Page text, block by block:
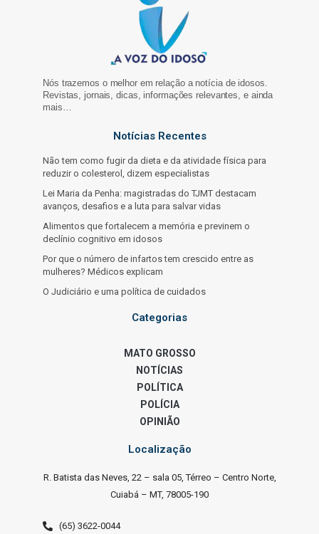
Nós trazemos o melhor em relação a notícia de idosos.
Revistas, jornais, dicas, informações relevantes, e ainda
mais…
Notícias Recentes
Não tem como fugir da dieta e da atividade física para
reduzir o colesterol, dizem especialistas
Lei Maria da Penha: magistradas do TJMT destacam
avanços, desafios e a luta para salvar vidas
Alimentos que fortalecem a memória e previnem o
declínio cognitivo em idosos
Por que o número de infartos tem crescido entre as
mulheres? Médicos explicam
O Judiciário e uma política de cuidados
Categorias
MATO GROSSO
NOTÍCIAS
POLÍTICA
POLÍCIA
OPINIÃO
Localização
R. Batista das Neves, 22 – sala 05, Térreo – Centro Norte,
Cuiabá – MT, 78005-190
(65) 3622-0044